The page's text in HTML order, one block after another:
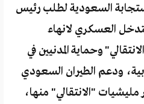
استجابة السعودية لطلب رئيس
العسكري لانهاء
وحماية المدنيين في
ودعم الطيران السعودي
"الانتقالي" منها،